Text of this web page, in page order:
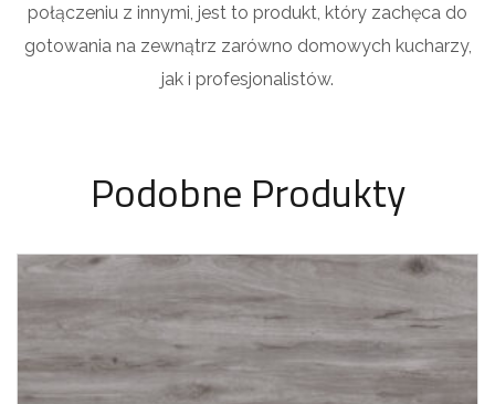
połączeniu z innymi, jest to produkt, który zachęca do
gotowania na zewnątrz zarówno domowych kucharzy,
jak i profesjonalistów.
Podobne Produkty